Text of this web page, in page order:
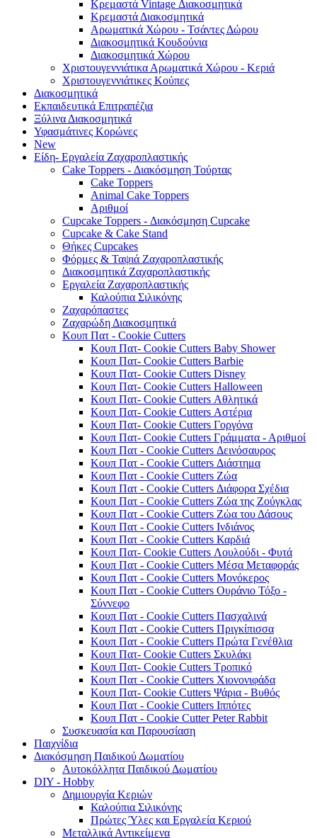
Κρεμαστά Vintage Διακοσμητικά
Κρεμαστά Διακοσμητικά
Αρωματικά Χώρου - Τσάντες Δώρου
Διακοσμητικά Κουδούνια
Διακοσμητικά Χώρου
Χριστουγεννιάτικα Αρωματικά Χώρου - Κεριά
Χριστουγεννιάτικες Κούπες
Διακοσμητικά
Εκπαιδευτικά Επιτραπέζια
Ξύλινα Διακοσμητικά
Υφασμάτινες Κορώνες
New
Είδη- Εργαλεία Ζαχαροπλαστικής
Cake Toppers - Διακόσμηση Τούρτας
Cake Toppers
Animal Cake Toppers
Αριθμοί
Cupcake Toppers - Διακόσμηση Cupcake
Cupcake & Cake Stand
Θήκες Cupcakes
Φόρμες & Ταψιά Ζαχαροπλαστικής
Διακοσμητικά Ζαχαροπλαστικής
Εργαλεία Ζαχαροπλαστικής
Καλούπια Σιλικόνης
Ζαχαρόπαστες
Ζαχαρώδη Διακοσμητικά
Κουπ Πατ - Cookie Cutters
Κουπ Πατ- Cookie Cutters Baby Shower
Κουπ Πατ- Cookie Cutters Barbie
Κουπ Πατ- Cookie Cutters Disney
Κουπ Πατ- Cookie Cutters Halloween
Κουπ Πατ- Cookie Cutters Αθλητικά
Κουπ Πατ- Cookie Cutters Αστέρια
Κουπ Πατ- Cookie Cutters Γοργόνα
Κουπ Πατ- Cookie Cutters Γράμματα - Αριθμοί
Κουπ Πατ - Cookie Cutters Δεινόσαυρος
Κουπ Πατ - Cookie Cutters Διάστημα
Κουπ Πατ - Cookie Cutters Ζώα
Κουπ Πατ - Cookie Cutters Διάφορα Σχέδια
Κουπ Πατ - Cookie Cutters Ζώα της Ζούγκλας
Κουπ Πατ - Cookie Cutters Ζώα του Δάσους
Κουπ Πατ - Cookie Cutters Ινδιάνος
Κουπ Πατ - Cookie Cutters Καρδιά
Κουπ Πατ- Cookie Cutters Λουλούδι - Φυτά
Κουπ Πατ - Cookie Cutters Μέσα Μεταφοράς
Κουπ Πατ - Cookie Cutters Μονόκερος
Κουπ Πατ - Cookie Cutters Ουράνιο Τόξο -
Σύννεφο
Κουπ Πατ - Cookie Cutters Πασχαλινά
Κουπ Πατ - Cookie Cutters Πριγκίπισσα
Κουπ Πατ - Cookie Cutters Πρώτα Γενέθλια
Κουπ Πατ- Cookie Cutters Σκυλάκι
Κουπ Πατ- Cookie Cutters Τροπικό
Κουπ Πατ - Cookie Cutters Χιονονιφάδα
Κουπ Πατ- Cookie Cutters Ψάρια - Βυθός
Κουπ Πατ - Cookie Cutters Ιππότες
Κουπ Πατ - Cookie Cutter Peter Rabbit
Συσκευασία και Παρουσίαση
Παιχνίδια
Διακόσμηση Παιδικού Δωματίου
Αυτοκόλλητα Παιδικού Δωματίου
DIY - Hobby
Δημιουργία Κεριών
Καλούπια Σιλικόνης
Πρώτες Ύλες και Εργαλεία Κεριού
Μεταλλικά Αντικείμενα